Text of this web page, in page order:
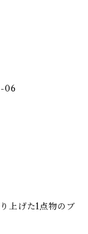
06
上げた1点物のブ